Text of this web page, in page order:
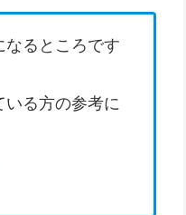
なるところです
いる方の参考に